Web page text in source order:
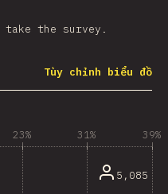
take the survey.
Tùy chỉnh biểu đồ
23% 31% 39%
5,085